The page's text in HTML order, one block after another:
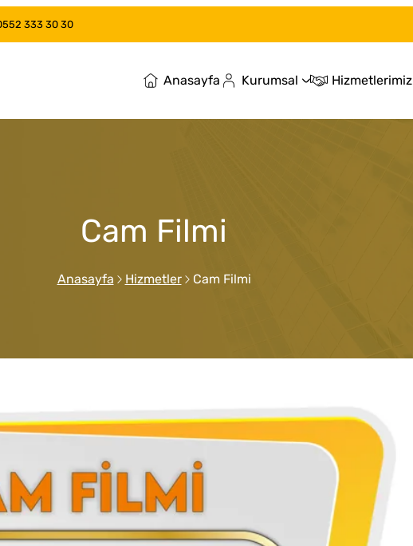
333 30 30
Anasayfa Kurumsal Hizmetlerimiz
Cam Filmi
Anasayfa Hizmetler Cam Filmi